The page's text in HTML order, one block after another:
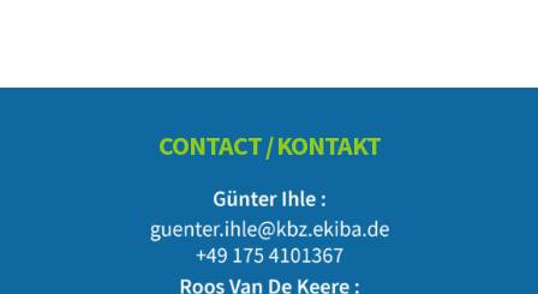
CONTACT / KONTAKT